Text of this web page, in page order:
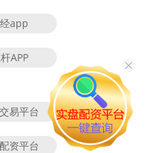
app
APP
易平台
资平台